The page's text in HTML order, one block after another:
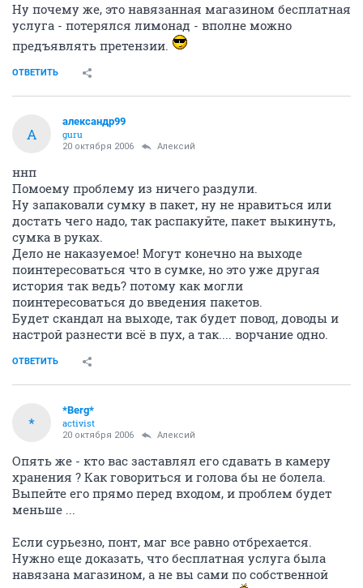
Ну почему же, это навязанная магазином бесплатная
услуга - потерялся лимонад - вполне можно
предъявлять претензии.
ОТВЕТИТЬ
А
александр99
guru
20 октября 2006 Алексий
ннп
Помоему проблему из ничего раздули.
Ну запаковали сумку в пакет, ну не нравиться или
достать чего надо, так распакуйте, пакет выкинуть,
сумка в руках.
Дело не наказуемое! Могут конечно на выходе
поинтересоваться что в сумке, но это уже другая
история так ведь? потому как могли
поинтересоваться до введения пакетов.
Будет скандал на выходе, так будет повод, доводы и
настрой разнести всё в пух, а так.... ворчание одно.
ОТВЕТИТЬ
*
*Berg*
activist
20 октября 2006 Алексий
Опять же - кто вас заставлял его сдавать в камеру
хранения ? Как говориться и голова бы не болела.
Выпейте его прямо перед входом, и проблем будет
меньше ...
Если сурьезно, понт, маг все равно отбрехается.
Нужно еще доказать, что бесплатная услуга была
навязана магазином, а не вы сами по собственной